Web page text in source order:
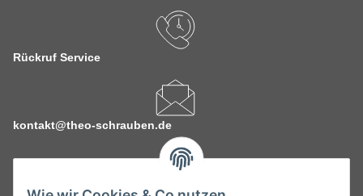
Rückruf Service
kontakt@theo-schrauben.de